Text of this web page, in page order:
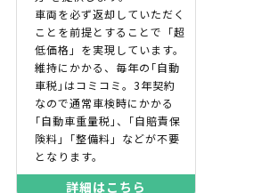
車両を必ず返却していただく
ことを前提とすることで「超
低価格」を実現しています。
維持にかかる、毎年の｢自動
車税｣はコミコミ。3年契約
なので通常車検時にかかる
｢自動車重量税｣、｢自賠責保
険料｣「整備料」などが不要
となります。
詳細はこちら